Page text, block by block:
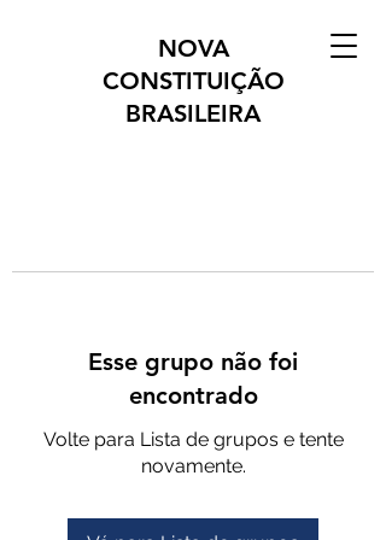
NOVA
CONSTITUIÇÃO
BRASILEIRA
Esse grupo não foi
encontrado
Volte para Lista de grupos e tente
novamente.